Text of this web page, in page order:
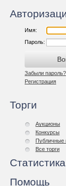
Имя:
Пароль:
Забыли пароль?
Регистрация
Торги
Аукционы
Конкурсы
Публичные
Все торги
Статистика
Помощь